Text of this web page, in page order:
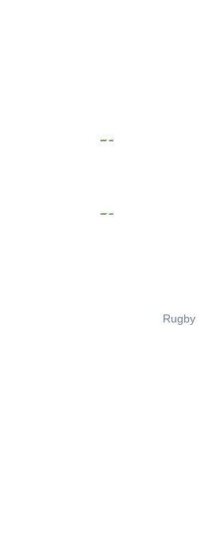
Rugby